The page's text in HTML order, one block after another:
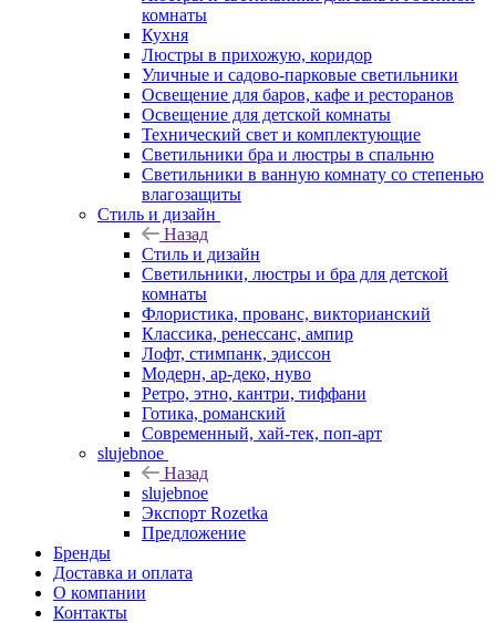
комнаты
Кухня
Люстры в прихожую, коридор
Уличные и садово-парковые светильники
Освещение для баров, кафе и ресторанов
Освещение для детской комнаты
Технический свет и комплектующие
Светильники бра и люстры в спальню
Светильники в ванную комнату со степенью
влагозащиты
Стиль и дизайн
Назад
Стиль и дизайн
Светильники, люстры и бра для детской
комнаты
Флористика, прованс, викторианский
Классика, ренессанс, ампир
Лофт, стимпанк, эдиссон
Модерн, ар-деко, нуво
Ретро, этно, кантри, тиффани
Готика, романский
Современный, хай-тек, поп-арт
slujebnoe
Назад
slujebnoe
Экспорт Rozetka
Предложение
Бренды
Доставка и оплата
О компании
Контакты